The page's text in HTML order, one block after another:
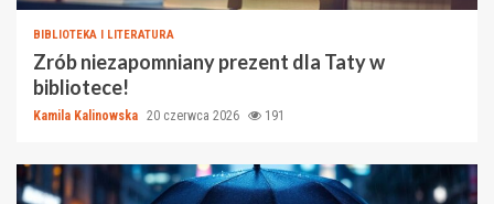
BIBLIOTEKA I LITERATURA
Zrób niezapomniany prezent dla Taty w
bibliotece!
Kamila Kalinowska 20 czerwca 2026 191